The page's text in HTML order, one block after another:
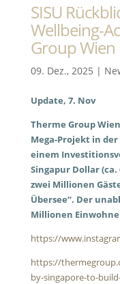
SISU
Wellbeing-
Group Wien
09. Dez., 2025 |
Update, 7. Nov
Therme Group
Mega-Projekt in
einem
Singapur Dollar
zwei Millionen
Übersee“. Der
Millionen
https://
https://
by-singapore-to-